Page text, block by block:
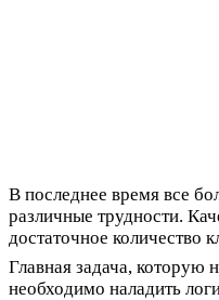
В последнее время все
различные трудности.
достаточное количество
Главная задача, которую
необходимо наладить